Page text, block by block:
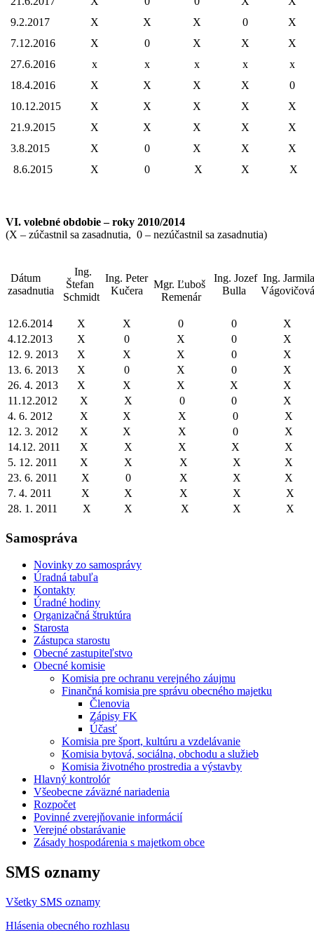
9.2.2017
X X X 0
X
7.12.2016
X 0 X X
X
27.6.2016
x x x x
x
18.4.2016
X X X X
0
10.12.2015
X X X X
X
21.9.2015
X X X X
X
3.8.2015
X 0 X X
X
8.6.2015
X 0 X X X
VI. volebné obdobie – roky 2010/2014
(X – zúčastnil sa zasadnutia, 0 – nezúčastnil sa zasadnutia)
Dátum
zasadnutia
Ing.
Štefan
Schmidt
Ing. Peter
Kučera
Mgr. Ľuboš
Remenár
Ing. Jozef
Bulla
Ing. Jarmila
Vágovičová
12.6.2014 X X 0 0
X
4.12.2013
X 0 X 0
X
12. 9. 2013
X X X 0
X
13. 6. 2013
X 0 X 0
X
26. 4. 2013
X X X X
X
11.12.2012
X X 0 0
X
4. 6. 2012
X X X 0
X
12. 3. 2012
X X X 0
X
14.12. 2011
X X X X
X
5. 12. 2011
X X X X
X
23. 6. 2011
X 0 X X
X
7. 4. 2011
X X X X
X
28. 1. 2011
X X X X X
Samospráva
Novinky zo samosprávy
Úradná tabuľa
Kontakty
Úradné hodiny
Organizačná štruktúra
Starosta
Zástupca starostu
Obecné zastupiteľstvo
Obecné komisie
Komisia pre ochranu verejného záujmu
Finančná komisia pre správu obecného majetku
Členovia
Zápisy FK
Účasť
Komisia pre šport, kultúru a vzdelávanie
Komisia bytová, sociálna, obchodu a služieb
Komisia životného prostredia a výstavby
Hlavný kontrolór
Všeobecne záväzné nariadenia
Rozpočet
Povinné zverejňovanie informácií
Verejné obstarávanie
Zásady hospodárenia s majetkom obce
SMS oznamy
Všetky SMS oznamy
Hlásenia obecného rozhlasu